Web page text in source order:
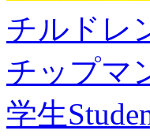
チルドレ
チップマ
学生